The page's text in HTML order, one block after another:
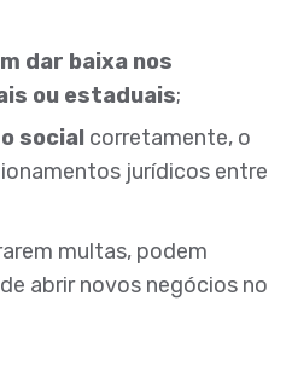
dar baixa nos
ou estaduais;
social corretamente, o
jurídicos entre
multas, podem
abrir novos negócios no